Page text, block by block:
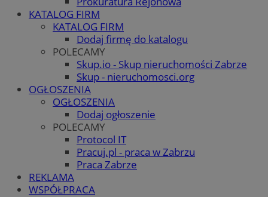
KATALOG FIRM
KATALOG FIRM
Dodaj firmę do katalogu
POLECAMY
Skup.io - Skup nieruchomości Zabrze
Skup - nieruchomosci.org
OGŁOSZENIA
OGŁOSZENIA
Dodaj ogłoszenie
POLECAMY
Protocol IT
Pracuj.pl - praca w Zabrzu
Praca Zabrze
REKLAMA
WSPÓŁPRACA